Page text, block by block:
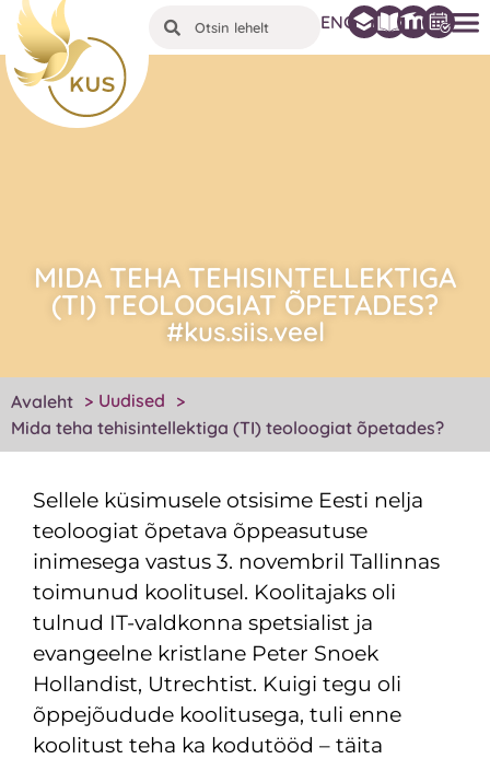
ENG
MIDA TEHA TEHISINTELLEKTIGA
(TI) TEOLOOGIAT ÕPETADES?
#kus.siis.veel
Avaleht > Uudised >
Mida teha tehisintellektiga (TI) teoloogiat õpetades?
Sellele küsimusele otsisime Eesti nelja
teoloogiat õpetava õppeasutuse
inimesega vastus 3. novembril Tallinnas
toimunud koolitusel. Koolitajaks oli
tulnud IT-valdkonna spetsialist ja
evangeelne kristlane Peter Snoek
Hollandist, Utrechtist. Kuigi tegu oli
õppejõudude koolitusega, tuli enne
koolitust teha ka kodutööd – täita